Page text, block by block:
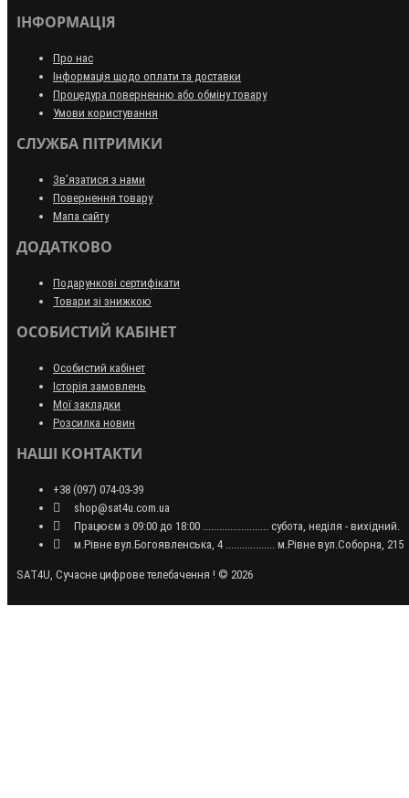
ІНФОРМАЦІЯ
Про нас
Інформація щодо оплати та доставки
Процедура поверненню або обміну товару
Умови користування
СЛУЖБА ПІТРИМКИ
Зв’язатися з нами
Повернення товару
Мапа сайту
ДОДАТКОВО
Подарункові сертифікати
Товари зі знижкою
ОСОБИСТИЙ КАБІНЕТ
Особистий кабінет
Історія замовлень
Мої закладки
Розсилка новин
НАШІ КОНТАКТИ
+38 (097) 074-03-39
shop@sat4u.com.ua
Працюєм з 09:00 до 18:00 ........................ субота, неділя - вихідний.
м.Рівне вул.Богоявленська, 4 .................. м.Рівне вул.Соборна, 215
SAT4U, Сучасне цифрове телебачення ! © 2026